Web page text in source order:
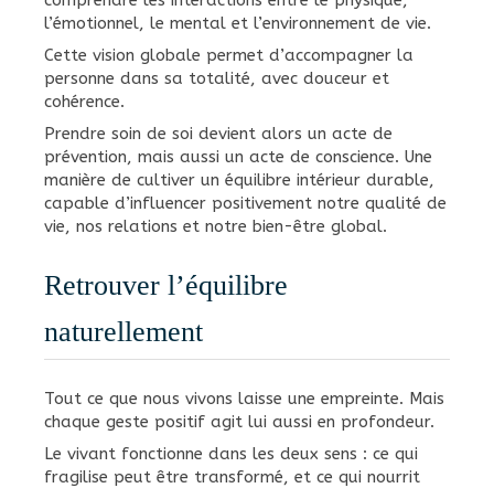
l’émotionnel, le mental et l’environnement de vie.
Cette vision globale permet d’accompagner la
personne dans sa totalité, avec douceur et
cohérence.
Prendre soin de soi devient alors un acte de
prévention, mais aussi un acte de conscience. Une
manière de cultiver un équilibre intérieur durable,
capable d’influencer positivement notre qualité de
vie, nos relations et notre bien-être global.
Retrouver l’équilibre
naturellement
Tout ce que nous vivons laisse une empreinte. Mais
chaque geste positif agit lui aussi en profondeur.
Le vivant fonctionne dans les deux sens : ce qui
fragilise peut être transformé, et ce qui nourrit